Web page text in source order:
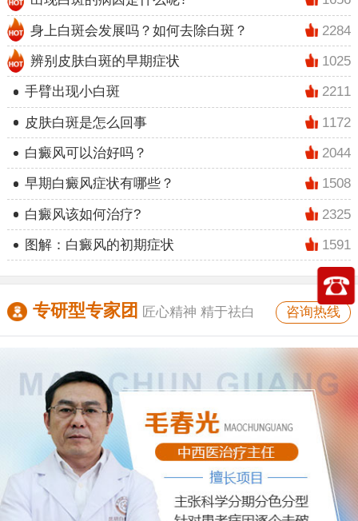
2284
身上白斑会发展吗？如何去除白斑？
1025
辨别皮肤白斑的早期症状
2211
手臂出现小白斑
1172
皮肤白斑是怎么回事
2044
白癜风可以治好吗？
1508
早期白癜风症状有哪些？
2325
白癜风该如何治疗?
1591
图解：白癜风的初期症状
咨询热线
专研型专家团 匠心精神 精于祛白